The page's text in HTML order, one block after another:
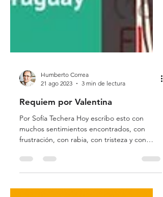
Humberto Correa
21 ago 2023
3 min de lectura
Requiem por Valentina
Por Sofía Techera Hoy escribo esto con
frustración, con rabia, con tristeza y con
muchos más que no...